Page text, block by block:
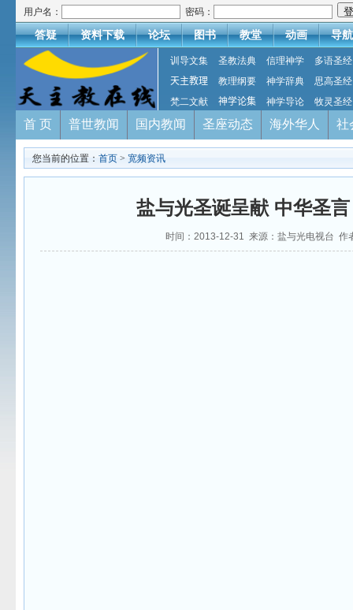
用户名： 密码：
答疑 资料下载 论坛 图书 教堂 动画 导航
训导文集 圣教法典 信理神学
多语圣经
天主教理
教理纲要 神学辞典
思高圣经
梵二文献
神学论集 神学导论 牧灵圣经
首 页 普世教闻 国内教闻 圣座动态 海外华人 社
您当前的位置： 首页 > 宽频资讯
盐与光圣诞呈献 中华圣
时间：2013-12-31 来源：盐与光电视台 作